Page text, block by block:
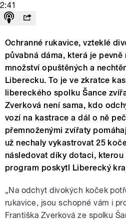
2:41
Ochranné rukavice, vzteklé
půvabná dáma, která je
množství opuštěných a
Liberecku. To je ve zkratce
libereckého spolku Šance
Zverková není sama, kdo
vozí na kastrace a dál o ně
přemnoženými zvířaty
už nechaly vykastrovat 25
následovat díky dotaci,
program poskytl Liberecký
„Na odchyt divokých koček
rukavice, jsou schopné vám i
Františka Zverková ze spolku